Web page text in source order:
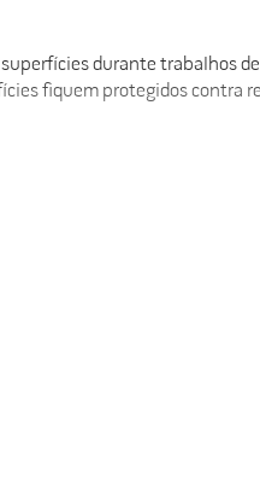
durante trabalhos
fiquem protegidos contra